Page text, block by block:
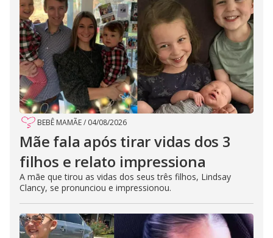
BEBÊ MAMÃE/ 04/08/2026
Mãe fala após tirar vidas dos 3
filhos e relato impressiona
A mãe que tirou as vidas dos seus três filhos, Lindsay
Clancy, se pronunciou e impressionou.